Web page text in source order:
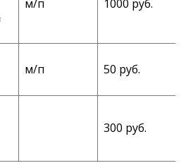
м/п 1000 руб.
м/п 50 руб.
300 руб.